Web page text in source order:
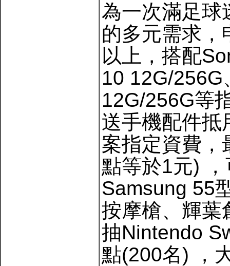
為一次滿足球
的多元需求，
以上，搭配
10 12G/
12G/256G等
送手機配件抵
案指定資費，
點等於1元)
Samsung 55
按摩槍、輝葉
抽Nintendo
點(200名) ，